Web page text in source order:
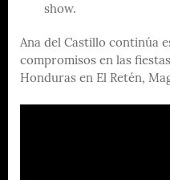
show.
Ana del Castillo continúa
compromisos en las
Honduras en El Retén,